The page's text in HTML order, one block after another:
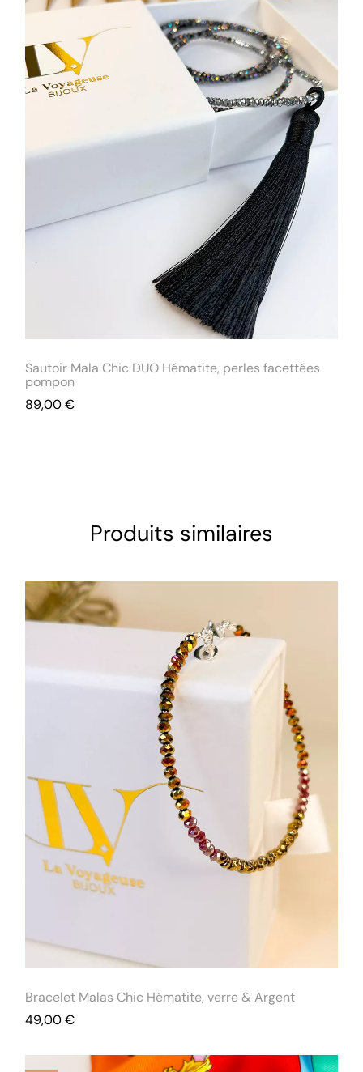
Sautoir Mala Chic DUO Hématite, perles facettées
pompon
89,00€
Produits similaires
Bracelet Malas Chic Hématite, verre & Argent
49,00€